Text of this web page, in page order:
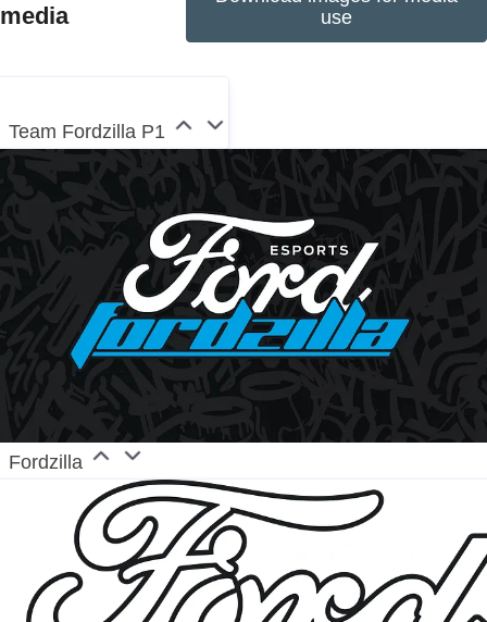
joint venture facilities). The first Ford cars were
shipped to Europe in 1903 – the same year Ford
started in 1911.
media
use
Team Fordzilla P1
Fordzilla